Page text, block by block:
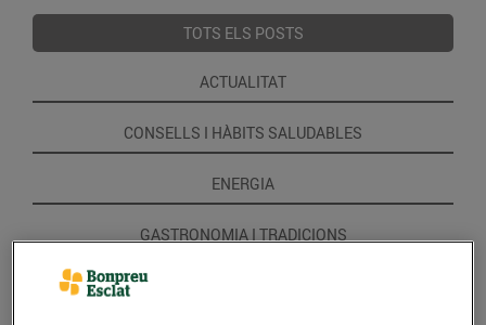
TOTS ELS POSTS
ACTUALITAT
CONSELLS I HÀBITS SALUDABLES
ENERGIA
GASTRONOMIA I TRADICIONS